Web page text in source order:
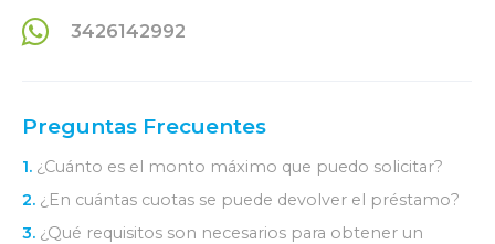
3426142992
Preguntas Frecuentes
1. ¿Cuánto es el monto máximo que puedo solicitar?
2. ¿En cuántas cuotas se puede devolver el préstamo?
3. ¿Qué requisitos son necesarios para obtener un